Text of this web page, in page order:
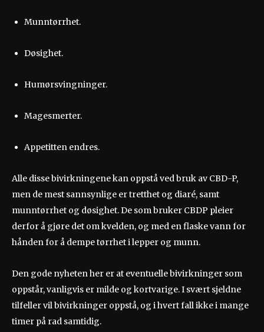
Munntørrhet.
Døsighet.
Humørsvingninger.
Magesmerter.
Appetitten endres.
Alle disse bivirkningene kan oppstå ved bruk av CBD-P,
men de mest sannsynlige er tretthet og diaré, samt
munntørrhet og døsighet. De som bruker CBDP pleier
derfor å gjøre det om kvelden, og med en flaske vann for
hånden for å dempe tørrhet i lepper og munn.
Den gode nyheten her er at eventuelle bivirkninger som
oppstår, vanligvis er milde og kortvarige. I svært sjeldne
tilfeller vil bivirkninger oppstå, og i hvert fall ikke i mange
timer på rad samtidig.